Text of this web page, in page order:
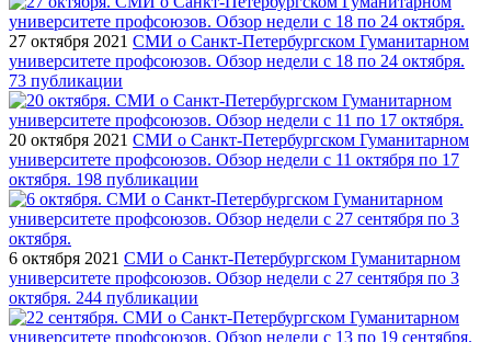
27 октября 2021 СМИ о Санкт-Петербургском Гуманитарном
университете профсоюзов. Обзор недели с 18 по 24 октября.
73 публикации
20 октября 2021 СМИ о Санкт-Петербургском Гуманитарном
университете профсоюзов. Обзор недели с 11 октября по 17
октября. 198 публикации
6 октября 2021 СМИ о Санкт-Петербургском Гуманитарном
университете профсоюзов. Обзор недели с 27 сентября по 3
октября. 244 публикации